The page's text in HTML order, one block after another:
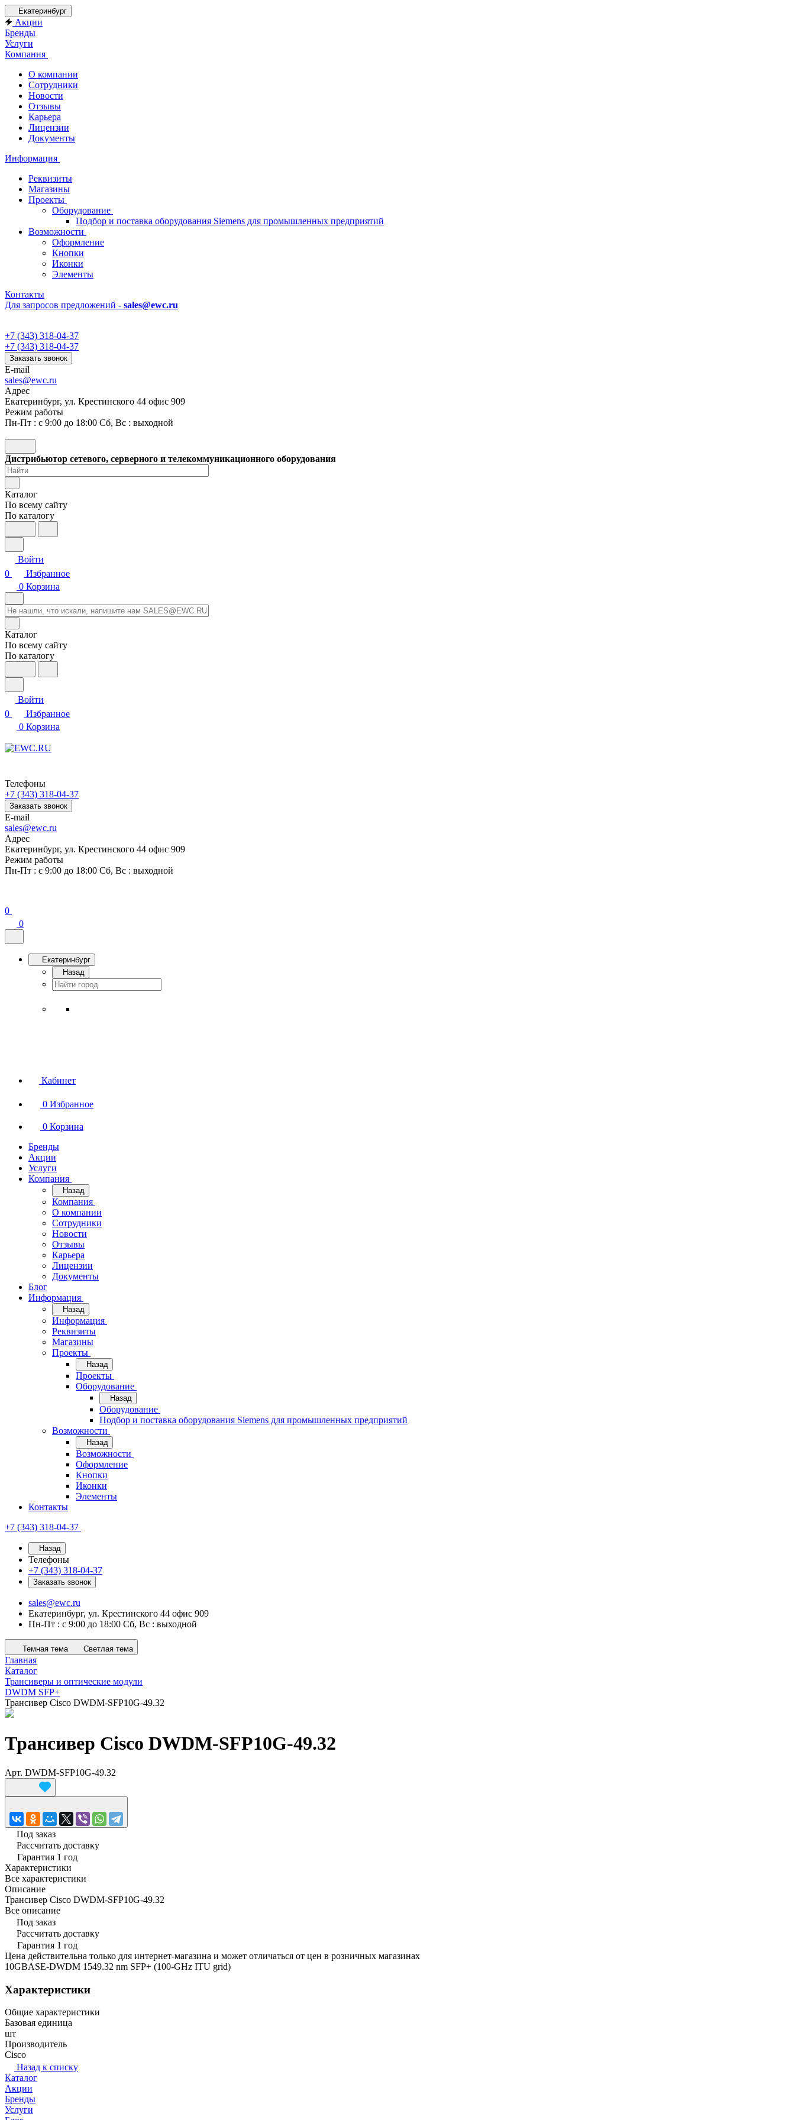
Екатеринбург
Акции
Бренды
Услуги
Компания
О компании
Сотрудники
Новости
Отзывы
Карьера
Лицензии
Документы
Информация
Реквизиты
Магазины
Проекты
Оборудование
Подбор и поставка оборудования Siemens для промышленных предприятий
Возможности
Оформление
Кнопки
Иконки
Элементы
Контакты
Для запросов предложений - sales@ewc.ru
+7 (343) 318-04-37
+7 (343) 318-04-37
Заказать звонок
E-mail
sales@ewc.ru
Адрес
Екатеринбург, ул. Крестинского 44 офис 909
Режим работы
Пн-Пт : с 9:00 до 18:00 Сб, Вс : выходной
Дистрибьютор сетевого, серверного и телекоммуникационного оборудования
Каталог
По всему сайту
По каталогу
Войти
0
Избранное
0 Корзина
Каталог
По всему сайту
По каталогу
Войти
0
Избранное
0 Корзина
Телефоны
+7 (343) 318-04-37
Заказать звонок
E-mail
sales@ewc.ru
Адрес
Екатеринбург, ул. Крестинского 44 офис 909
Режим работы
Пн-Пт : с 9:00 до 18:00 Сб, Вс : выходной
0
0
Екатеринбург
Назад
Кабинет
0 Избранное
0 Корзина
Бренды
Акции
Услуги
Компания
Назад
Компания
О компании
Сотрудники
Новости
Отзывы
Карьера
Лицензии
Документы
Блог
Информация
Назад
Информация
Реквизиты
Магазины
Проекты
Назад
Проекты
Оборудование
Назад
Оборудование
Подбор и поставка оборудования Siemens для промышленных предприятий
Возможности
Назад
Возможности
Оформление
Кнопки
Иконки
Элементы
Контакты
+7 (343) 318-04-37
Назад
Телефоны
+7 (343) 318-04-37
Заказать звонок
sales@ewc.ru
Екатеринбург, ул. Крестинского 44 офис 909
Пн-Пт : с 9:00 до 18:00 Сб, Вс : выходной
Темная тема Светлая тема
Главная
Каталог
Трансиверы и оптические модули
DWDM SFP+
Трансивер Cisco DWDM-SFP10G-49.32
Трансивер Cisco DWDM-SFP10G-49.32
Арт. DWDM-SFP10G-49.32
Под заказ
Рассчитать доставку
Гарантия 1 год
Характеристики
Все характеристики
Описание
Трансивер Cisco DWDM-SFP10G-49.32
Все описание
Под заказ
Рассчитать доставку
Гарантия 1 год
Цена действительна только для интернет-магазина и может отличаться от цен в розничных магазинах
10GBASE-DWDM 1549.32 nm SFP+ (100-GHz ITU grid)
Характеристики
Общие характеристики
Базовая единица
шт
Производитель
Cisco
Назад к списку
Каталог
Акции
Бренды
Услуги